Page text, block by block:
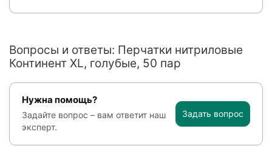
Вопросы и ответы: Перчатки нитриловые
Континент XL, голубые, 50 пар
Нужна помощь?
Задайте вопрос – вам ответит наш
эксперт.
Задать вопрос